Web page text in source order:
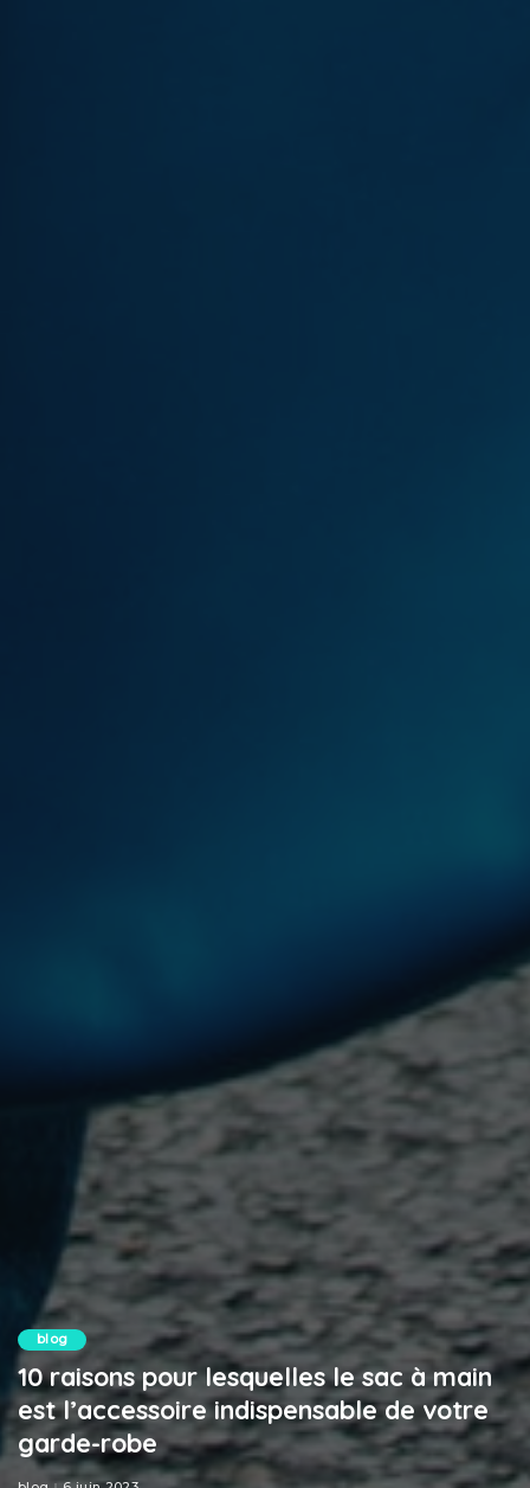
blog
10 raisons pour lesquelles le sac à main
est l’accessoire indispensable de votre
garde-robe